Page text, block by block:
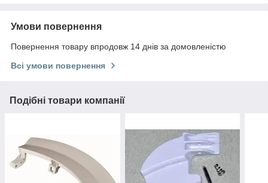
Умови повернення
Повернення товару впродовж 14 днів за домовленістю
Всі умови повернення
Подібні товари компанії